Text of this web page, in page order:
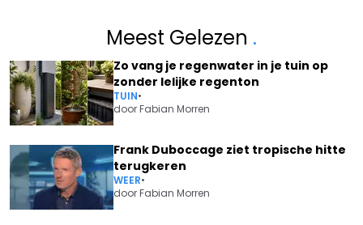
Meest Gelezen .
Zo vang je regenwater in je tuin op
zonder lelijke regenton
TUIN•
doorFabian Morren
Frank Duboccage ziet tropische hitte
terugkeren
WEER•
doorFabian Morren